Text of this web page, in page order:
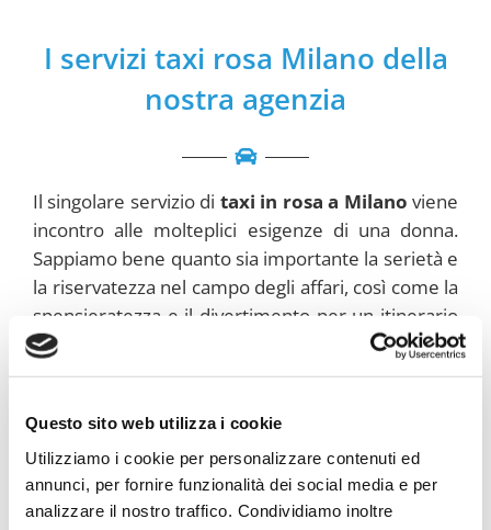
Questo sito web utilizza i cookie
Utilizziamo i cookie per personalizzare contenuti ed
annunci, per fornire funzionalità dei social media e per
analizzare il nostro traffico. Condividiamo inoltre
I servizi taxi rosa Milano della
nostra agenzia
Il singolare servizio di taxi in rosa a Milano viene
incontro alle molteplici esigenze di una donna.
Sappiamo bene quanto sia importante la serietà e
la riservatezza nel campo degli affari, così come la
spensieratezza e il divertimento per un itinerario
di piacere.
I nostri trasferimenti possono
essere richiesti nelle ore serali per feste, addio
giornalieri il nostro obiettivo sarà sempre quello
diaccompagnarvi in ufficioin perfetto orario, a
fareshopping in compagnia di amici nei
migliori outlet e per qualsiasi commissione in